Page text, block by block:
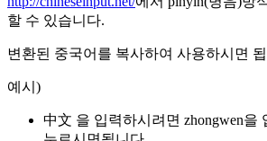
할 수 있습니다.
변환된 중국어를 복사하여 사용하시면
예시)
中文 을 입력하시려면 zhongwen을